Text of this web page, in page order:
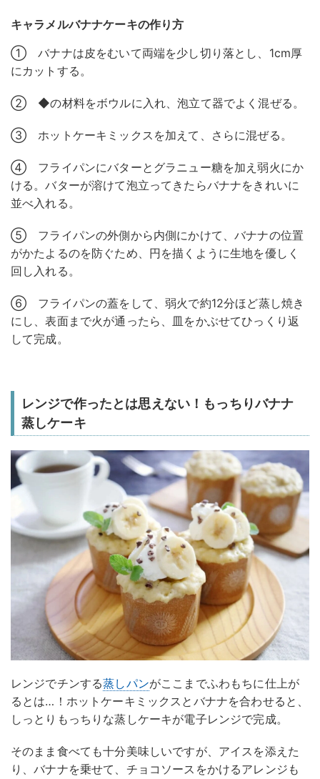
キャラメルバナナケーキの作り方
① バナナは皮をむいて両端を少し切り落とし、1cm厚
にカットする。
② ◆の材料をボウルに入れ、泡立て器でよく混ぜる。
③ ホットケーキミックスを加えて、さらに混ぜる。
④ フライパンにバターとグラニュー糖を加え弱火にか
ける。バターが溶けて泡立ってきたらバナナをきれいに
並べ入れる。
⑤ フライパンの外側から内側にかけて、バナナの位置
がかたよるのを防ぐため、円を描くように生地を優しく
回し入れる。
⑥ フライパンの蓋をして、弱火で約12分ほど蒸し焼き
にし、表面まで火が通ったら、皿をかぶせてひっくり返
して完成。
レンジで作ったとは思えない！もっちりバナナ
蒸しケーキ
レンジでチンする蒸しパンがここまでふわもちに仕上が
るとは…！ホットケーキミックスとバナナを合わせると、
しっとりもっちりな蒸しケーキが電子レンジで完成。
そのまま食べても十分美味しいですが、アイスを添えた
り、バナナを乗せて、チョコソースをかけるアレンジも